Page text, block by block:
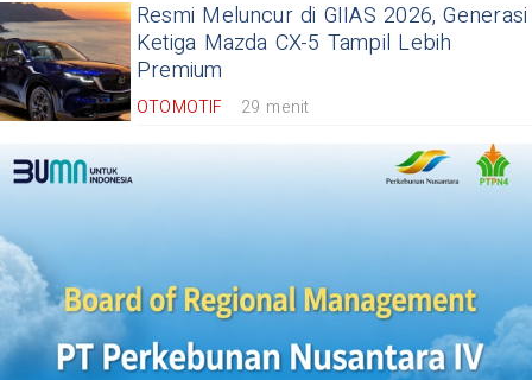
Resmi Meluncur di GIIAS 2026, Generasi
Ketiga Mazda CX-5 Tampil Lebih
Premium
OTOMOTIF 29 menit